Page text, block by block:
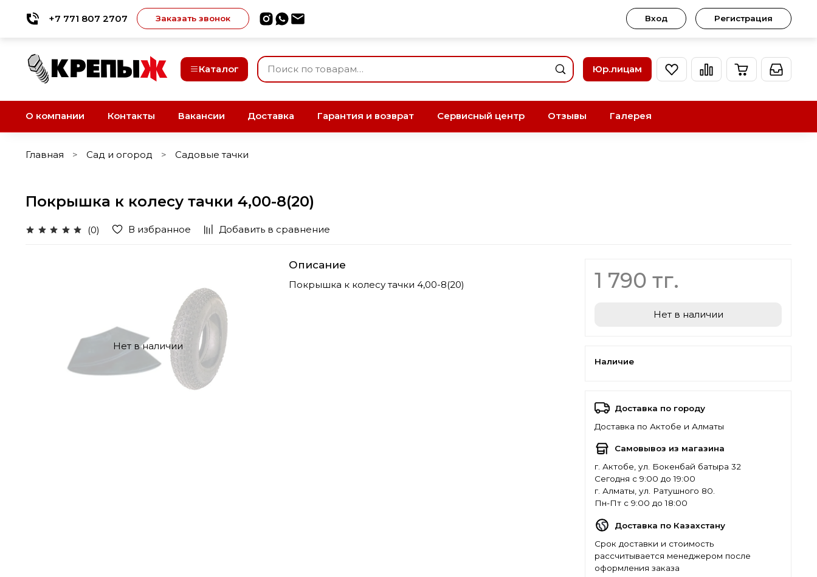
+7 771 807 2707 Заказать звонок Вход Регистрация
Каталог Юр.лицам
О компании Контакты Вакансии Доставка Гарантия и возврат Сервисный центр Отзывы Галерея
Главная Сад и огород Садовые тачки
Покрышка к колесу тачки 4,00-8(20)
(0) В избранное Добавить в сравнение
Нет в наличии
Описание
Покрышка к колесу тачки 4,00-8(20) 1 790 тг.
Нет в наличии
Наличие
Доставка по городу
Доставка по Актобе и Алматы
Самовывоз из магазина
г. Актобе, ул. Бокенбай батыра 32
Сегодня с 9:00 до 19:00
г. Алматы, ул. Ратушного 80.
Пн-Пт с 9:00 до 18:00
Доставка по Казахстану
Срок доставки и стоимость
рассчитывается менеджером после
оформления заказа